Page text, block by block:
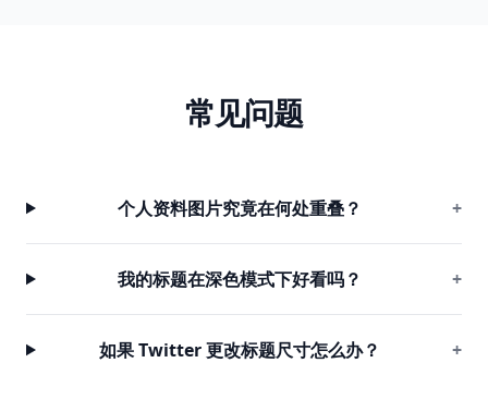
常见问题
个人资料图片究竟在何处重叠？ +
我的标题在深色模式下好看吗？ +
如果 Twitter 更改标题尺寸怎么办？ +